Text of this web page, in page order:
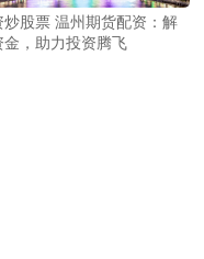
炒股票 温州期货配资：解
金，助力投资腾飞